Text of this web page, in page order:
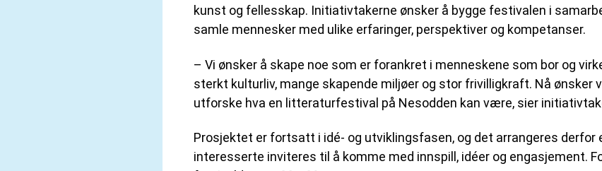
kunst og fellesskap. Initiativtakerne ønsker å bygge festivalen i
samle mennesker med ulike erfaringer, perspektiver og kompetanser.
– Vi ønsker å skape noe som er forankret i menneskene som bor og
sterkt kulturliv, mange skapende miljøer og stor frivilligkraft. Nå ønsker
utforske hva en litteraturfestival på Nesodden kan være, sier
Prosjektet er fortsatt i idé- og utviklingsfasen, og det arrangeres derfor
interesserte inviteres til å komme med innspill, idéer og engasjement.